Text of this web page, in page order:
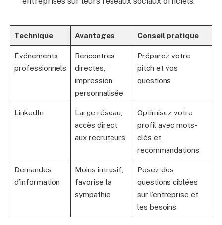
Technique Avantages Conseil pratique
Événements
professionnels
Rencontres
directes,
impression
personnalisée
Préparez votre
pitch et vos
questions
LinkedIn
Large réseau,
accès direct
aux recruteurs
Optimisez votre
profil avec mots-
clés et
recommandations
Demandes
d’information
Moins intrusif,
favorise la
sympathie
Posez des
questions ciblées
sur l’entreprise et
les besoins